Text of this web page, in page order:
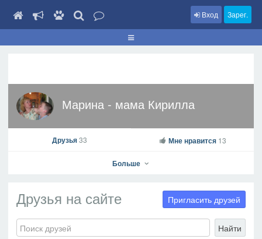
Вход Зарег.
Марина - мама Кирилла
Марина - мама Кирилла
Друзья33 Мне нравится 13
Больше
Друзья на сайте
Найти
Пригласить друзей